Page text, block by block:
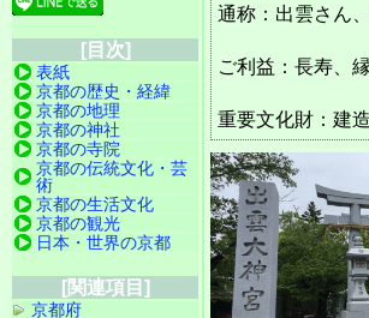
通称：出雲さん
ご利益：長寿、
重要文化財：建
[目次]
表紙
京都の歴史・経緯
京都の地理
京都の神社
京都の寺院
京都の伝統文化・芸
術
京都の生活文化
京都の観光
日本・世界の京都
[関連項目]
京都府